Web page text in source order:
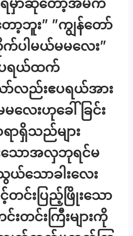
ရမှာဆိုတော့အိမ်က
ာ့ဘူး” ”ကျွန်တော်
က်ပါမယ်မမလေး”
ပရယ်ထက်
လည်းဧပရယ်အား
မလေးဟုခေါ်ခြင်း
ာရှိသည်များ
ောအလှဘုရင်မ
သောခါးလေး
င်းပြည့်ဖြိုးသော
တင်းကြီးများကို